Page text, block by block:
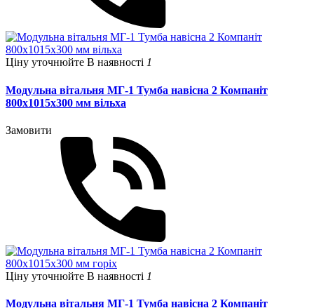
Ціну уточнюйте В наявності 1
Модульна вітальня МГ-1 Тумба навісна 2 Компаніт
800х1015х300 мм вільха
Замовити
Ціну уточнюйте В наявності 1
Модульна вітальня МГ-1 Тумба навісна 2 Компаніт